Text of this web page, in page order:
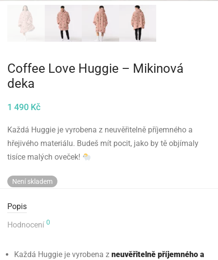
Coffee Love Huggie – Mikinová
deka
1 490 Kč
Každá Huggie je vyrobena z neuvěřitelně příjemného a
hřejivého materiálu. Budeš mít pocit, jako by tě objímaly
tisíce malých oveček!
Není skladem
Popis
Hodnocení 0
Každá Huggie je vyrobena z neuvěřitelně příjemného a